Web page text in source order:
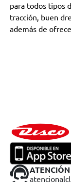
para todos tipos
tracción, buen
además de